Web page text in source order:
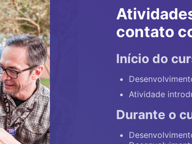
contato
Início do
Atividade
Durante o